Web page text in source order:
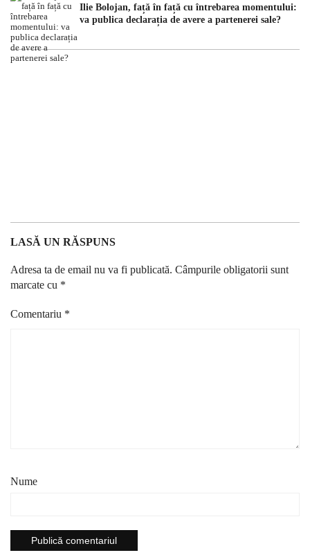
Ilie Bolojan, față în față cu întrebarea momentului:
va publica declarația de avere a partenerei sale?
LASĂ UN RĂSPUNS
Adresa ta de email nu va fi publicată. Câmpurile obligatorii sunt
marcate cu *
Comentariu *
Nume